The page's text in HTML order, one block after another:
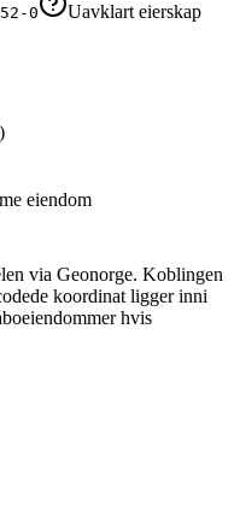
0
Uavklart eierskap
)
eiendom
via Geonorge. Koblingen
koordinat ligger inni
hvis